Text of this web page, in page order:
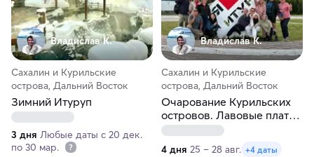
Владислав К.
Сахалин и Курильские
острова, Дальний Восток
Зимний Итуруп
3 дня Любые даты с 20 дек.
по 30 мар.
Владислав К.
Сахалин и Курильские
острова, Дальний Восток
Очарование Курильских
островов. Лавовые плато
и термы Итурупа
4 дня 25 – 28 авг. +4 даты